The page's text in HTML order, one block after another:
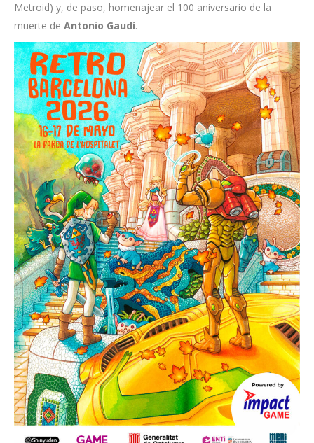
Metroid) y, de paso, homenajear el 100 aniversario de la
muerte de Antonio Gaudí.